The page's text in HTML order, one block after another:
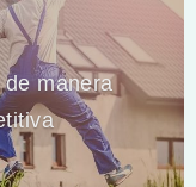
manera